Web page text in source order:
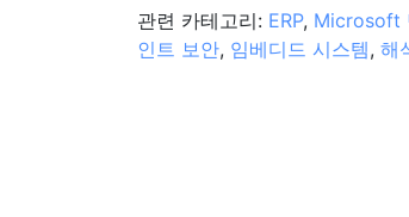
관련 카테고리: ERP, Microsoft
인트 보안, 임베디드 시스템, 해